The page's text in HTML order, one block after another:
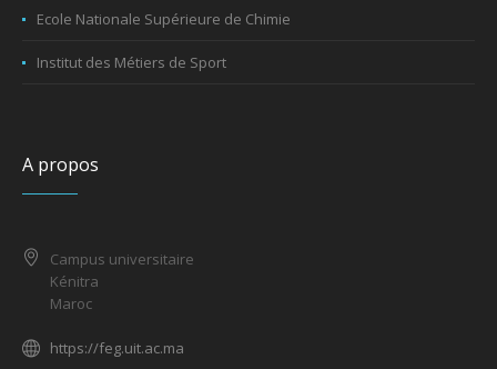
Ecole Nationale Supérieure de Chimie
Institut des Métiers de Sport
A propos
Campus universitaire
Kénitra
Maroc
https://feg.uit.ac.ma